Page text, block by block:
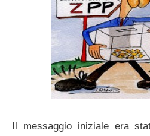
Il messaggio iniziale era